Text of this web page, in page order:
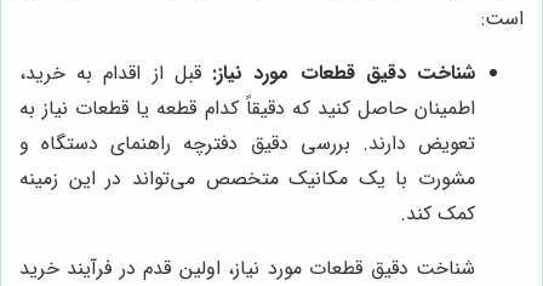
است:
شناخت دقیق قطعات مورد نیاز: قبل از اقدام به خرید،
اطمینان حاصل کنید که دقیقاً کدام قطعه یا قطعات نیاز به
تعویض دارند. بررسی دقیق دفترچه راهنمای دستگاه و
مشورت با یک مکانیک متخصص می‌تواند در این زمینه
کمک کند.
شناخت دقیق قطعات مورد نیاز، اولین قدم در فرآیند خرید